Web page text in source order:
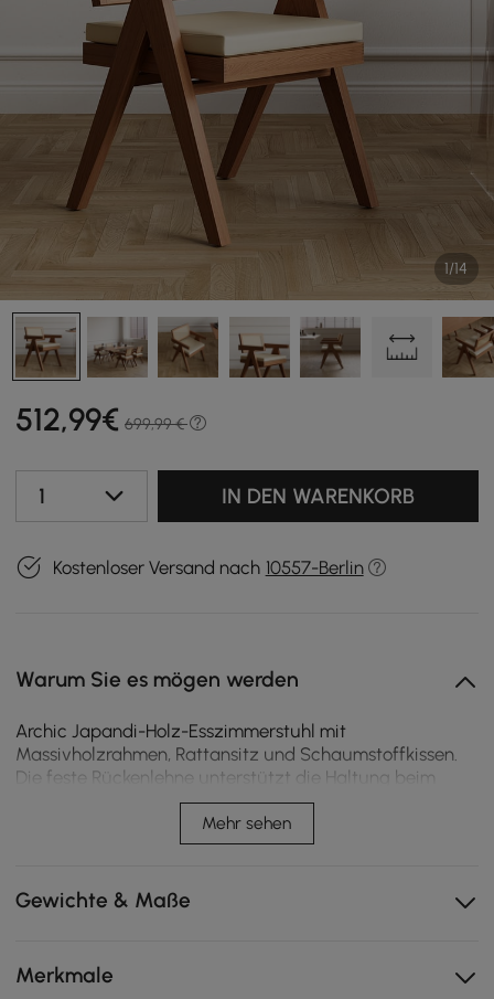
1/14
512,99€ 699,99 €
1 IN DEN WARENKORB
Kostenloser Versand nach 10557-Berlin
Warum Sie es mögen werden
Archic Japandi-Holz-Esszimmerstuhl mit
Massivholzrahmen, Rattansitz und Schaumstoffkissen.
Die feste Rückenlehne unterstützt die Haltung beim
täglichen Essen, bei Familienrunden oder in kleinen
Räumen und verbindet minimalistischen Stil mit Komfort
und Alltagstauglichkeit.
Massivholzrahmen sorgt für langlebigen Halt und
stabiles Sitzen.
täglichen Essen.
Mehr sehen
Gewichte & Maße
Merkmale